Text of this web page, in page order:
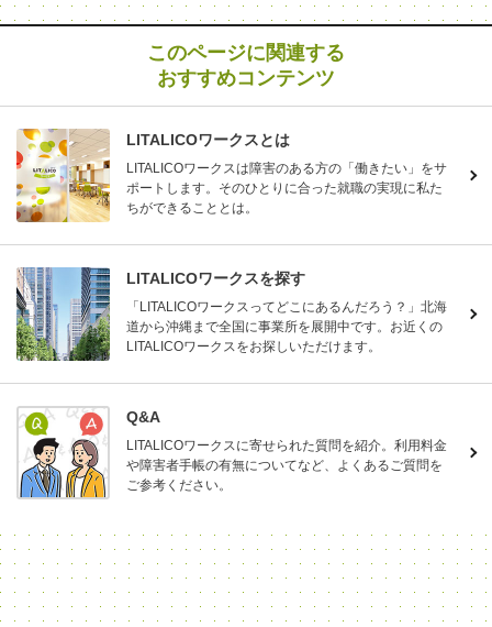
このページに関連する
おすすめコンテンツ
LITALICOワークスとは
LITALICOワークスは障害のある方の「働きたい」をサ
ポートします。そのひとりに合った就職の実現に私た
ちができることとは。
LITALICOワークスを探す
「LITALICOワークスってどこにあるんだろう？」北海
道から沖縄まで全国に事業所を展開中です。お近くの
LITALICOワークスをお探しいただけます。
Q&A
LITALICOワークスに寄せられた質問を紹介。利用料金
や障害者手帳の有無についてなど、よくあるご質問を
ご参考ください。